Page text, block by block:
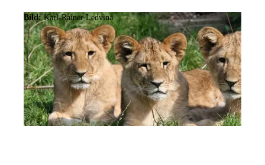
Bild: Karl-Rainer Ledvina